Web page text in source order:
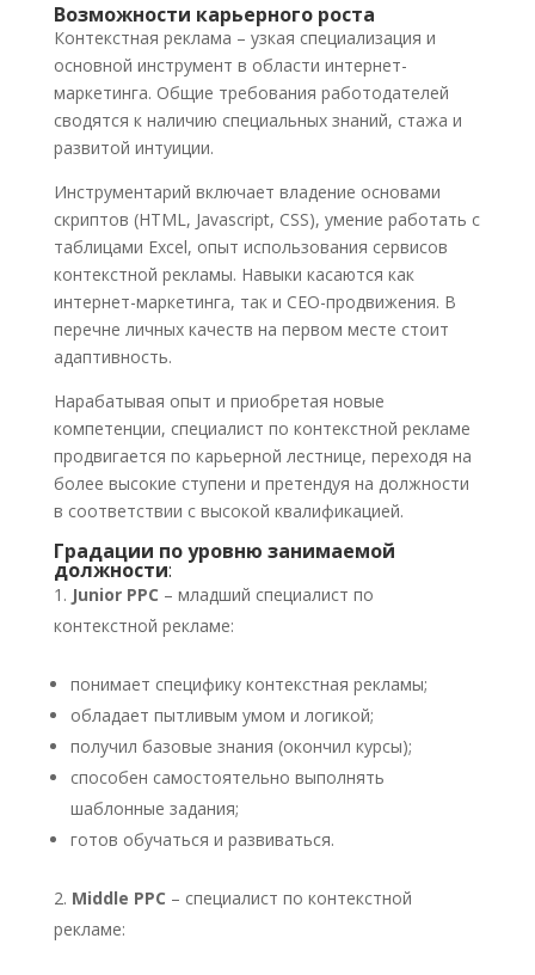
Возможности карьерного роста
Контекстная реклама – узкая специализация и
основной инструмент в области интернет-
маркетинга. Общие требования работодателей
сводятся к наличию специальных знаний, стажа и
развитой интуиции.
Инструментарий включает владение основами
скриптов (HTML, Javascript, CSS), умение работать с
таблицами Excel, опыт использования сервисов
контекстной рекламы. Навыки касаются как
интернет-маркетинга, так и СЕО-продвижения. В
перечне личных качеств на первом месте стоит
адаптивность.
Нарабатывая опыт и приобретая новые
компетенции, специалист по контекстной рекламе
продвигается по карьерной лестнице, переходя на
более высокие ступени и претендуя на должности
в соответствии с высокой квалификацией.
Градации по уровню занимаемой
должности:
Junior PPC – младший специалист по
контекстной рекламе:
понимает специфику контекстная рекламы;
обладает пытливым умом и логикой;
получил базовые знания (окончил курсы);
способен самостоятельно выполнять
шаблонные задания;
готов обучаться и развиваться.
Middle PPC – специалист по контекстной
рекламе: